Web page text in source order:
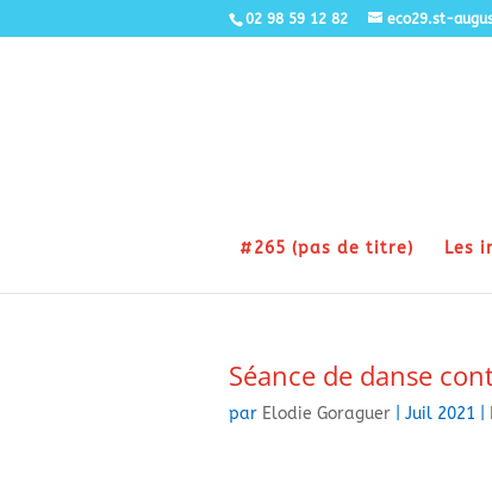
02 98 59 12 82 eco29.st-
#265 (pas de titre) Les
Séance de danse
par Elodie Goraguer Juil 2021